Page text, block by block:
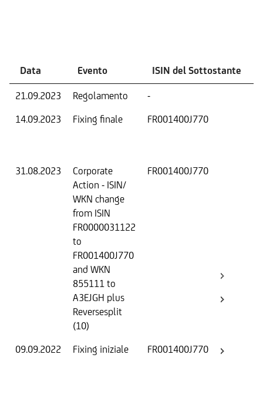
Data Evento ISIN del Sottostante
21.09.2023 Regolamento -
14.09.2023
Fixing finale FR001400J770
31.08.2023
Corporate
Action - ISIN/
WKN change
from ISIN
FR0000031122
to
FR001400J770
and WKN
855111 to
A3EJGH plus
Reversesplit
(10)
FR001400J770
09.09.2022 Fixing iniziale FR001400J770